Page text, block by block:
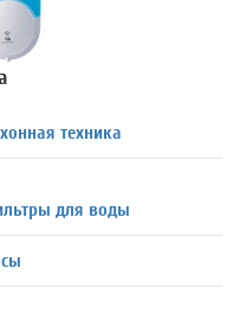
техника
для воды